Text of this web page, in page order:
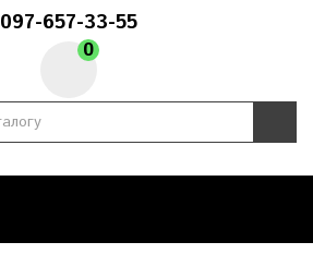
097-657-33-55
0